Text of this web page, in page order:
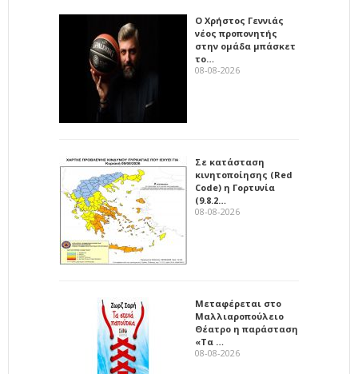
Ο Χρήστος Γεννιάς
νέος προπονητής
στην ομάδα μπάσκετ
το…
08-08-2026
Σε κατάσταση
κινητοποίησης (Red
Code) η Γορτυνία
(9.8.2…
08-08-2026
Μεταφέρεται στο
Μαλλιαροπούλειο
Θέατρο η παράσταση
«Τα …
08-08-2026